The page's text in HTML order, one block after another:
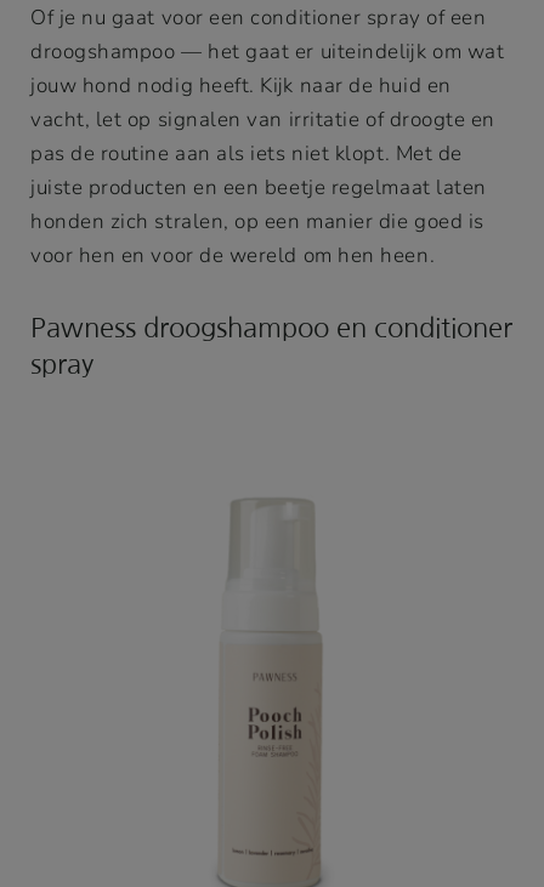
Of je nu gaat voor een conditioner spray of een
droogshampoo — het gaat er uiteindelijk om wat
jouw hond nodig heeft. Kijk naar de huid en
vacht, let op signalen van irritatie of droogte en
pas de routine aan als iets niet klopt. Met de
juiste producten en een beetje regelmaat laten
honden zich stralen, op een manier die goed is
voor hen en voor de wereld om hen heen.
Pawness droogshampoo en conditioner
spray